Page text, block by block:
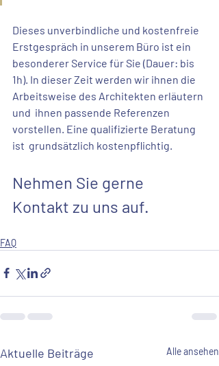
Dieses unverbindliche und kostenfreie
Erstgespräch in unserem Büro ist ein
besonderer Service für Sie (Dauer: bis
1h). In dieser Zeit werden wir ihnen die
Arbeitsweise des Architekten erläutern
und  ihnen passende Referenzen
vorstellen. Eine qualifizierte Beratung
ist  grundsätzlich kostenpflichtig.
Nehmen Sie gerne
Kontakt zu uns auf.
FAQ
Aktuelle Beiträge Alle ansehen